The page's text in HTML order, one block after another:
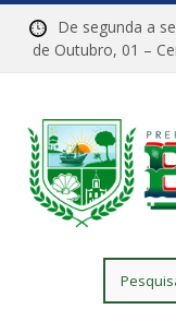
De segunda a
de Outubro, 01
por: